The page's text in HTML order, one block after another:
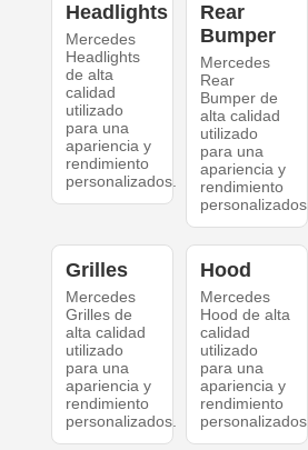
Headlights
Mercedes
Headlights
de alta
calidad
utilizado
para una
apariencia y
rendimiento
personalizados.
Rear
Bumper
Mercedes
Rear
Bumper de
alta calidad
utilizado
para una
apariencia y
rendimiento
personalizados.
Grilles
Mercedes
Grilles de
alta calidad
utilizado
para una
apariencia y
rendimiento
personalizados.
Hood
Mercedes
Hood de alta
calidad
utilizado
para una
apariencia y
rendimiento
personalizados.